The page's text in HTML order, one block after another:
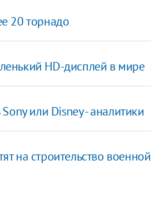
20 торнадо
HD-дисплей в мире
или Disney - аналитики
на строительство военной